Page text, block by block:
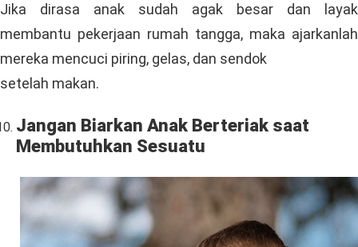
Jika dirasa anak sudah agak besar dan layak
membantu pekerjaan rumah tangga, maka ajarkanlah
mereka mencuci piring, gelas, dan sendok
setelah makan.
Jangan Biarkan Anak Berteriak saat
Membutuhkan Sesuatu